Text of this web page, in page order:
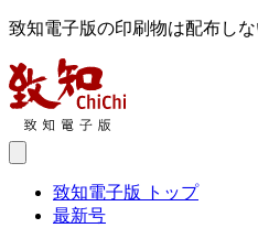
致知電子版の印刷物は配布し
致知電子版 トップ
最新号